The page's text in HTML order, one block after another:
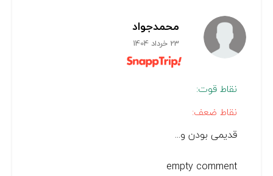
محمدجواد
23 خرداد 1404
نقاط قوت:
نقاط ضعف:
قدیمی بودن و...
empty comment